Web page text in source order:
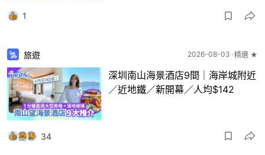
1
旅遊 2026-08-03 精選 ★
深圳南山海景酒店9間｜海岸城附近
／近地鐵／新開幕／人均$142
34